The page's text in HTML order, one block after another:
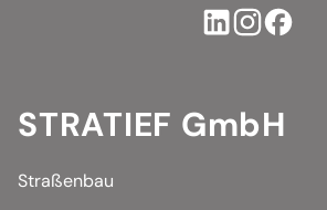
LinkedInInstagram
STRATIEF GmbH
Straßenbau